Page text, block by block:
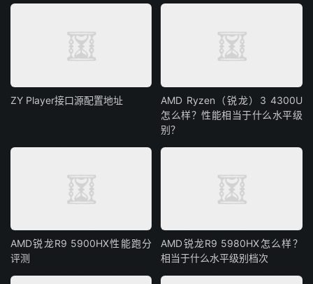
ZY Player接口源配置地址
AMD Ryzen（锐龙）3 4300U
怎么样？性能相当于什么水平级
别？
AMD锐龙R9 5900HX性能跑分
评测
AMD锐龙R9 5980HX怎么样？
相当于什么水平级别档次